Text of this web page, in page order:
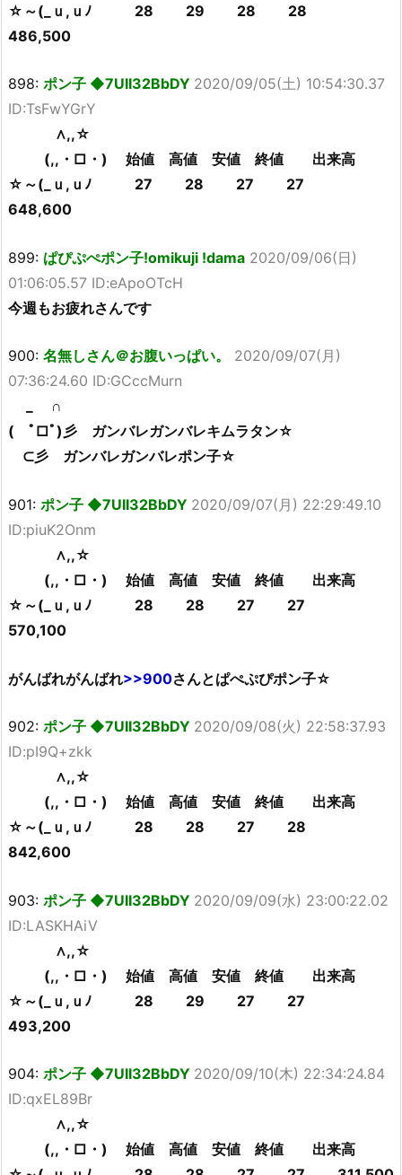
☆～(_ｕ,ｕﾉ 28 29 28 28
486,500
898: ポン子 ◆7UII32BbDY 2020/09/05(土) 10:54:30.37
ID:TsFwYGrY
∧,,☆
(,,・□・) 始値 高値 安値 終値 出来高
☆～(_ｕ,ｕﾉ 27 28 27 27
648,600
899: ぱぴぷぺポン子!omikuji !dama 2020/09/06(日)
01:06:05.57 ID:eApoOTcH
今週もお疲れさんです
900: 名無しさん＠お腹いっぱい。
2020/09/07(月)
07:36:24.60 ID:GCccMurn
_ ∩
( ﾟ□ﾟ)彡 ガンバレガンバレキムラタン☆
⊂彡 ガンバレガンバレポン子☆
901: ポン子 ◆7UII32BbDY 2020/09/07(月) 22:29:49.10
ID:piuK2Onm
∧,,☆
(,,・□・) 始値 高値 安値 終値 出来高
☆～(_ｕ,ｕﾉ 28 28 27 27
570,100
がんばれがんばれ>>900さんとぱぺぷぴポン子☆
902: ポン子 ◆7UII32BbDY 2020/09/08(火) 22:58:37.93
ID:pI9Q+zkk
∧,,☆
(,,・□・) 始値 高値 安値 終値 出来高
☆～(_ｕ,ｕﾉ 28 28 27 28
842,600
903: ポン子 ◆7UII32BbDY 2020/09/09(水) 23:00:22.02
ID:LASKHAiV
∧,,☆
(,,・□・) 始値 高値 安値 終値 出来高
☆～(_ｕ,ｕﾉ 28 29 27 27
493,200
904: ポン子 ◆7UII32BbDY 2020/09/10(木) 22:34:24.84
ID:qxEL89Br
∧,,☆
(,,・□・) 始値 高値 安値 終値 出来高